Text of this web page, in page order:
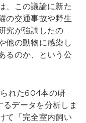
、この議論に新た
の交通事故や野生
究が強調したの
他の動物に感染し
るのか、という公
れた604本の研
データを分析しま
て「完全室内飼い